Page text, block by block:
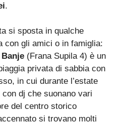
.
si sposta in qualche
con gli amici o in famiglia:
(Frana Supila 4) è un
privata di sabbia con
in cui durante l’estate
dj che suonano vari
del centro storico
si trovano molti